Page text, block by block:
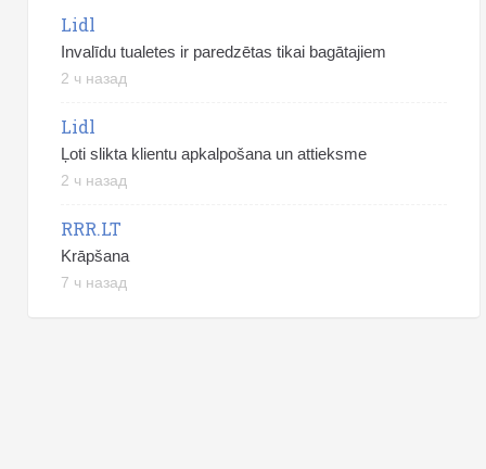
Lidl
Invalīdu tualetes ir paredzētas tikai bagātajiem
2 ч назад
Lidl
Ļoti slikta klientu apkalpošana un attieksme
2 ч назад
RRR.LT
Krāpšana
7 ч назад